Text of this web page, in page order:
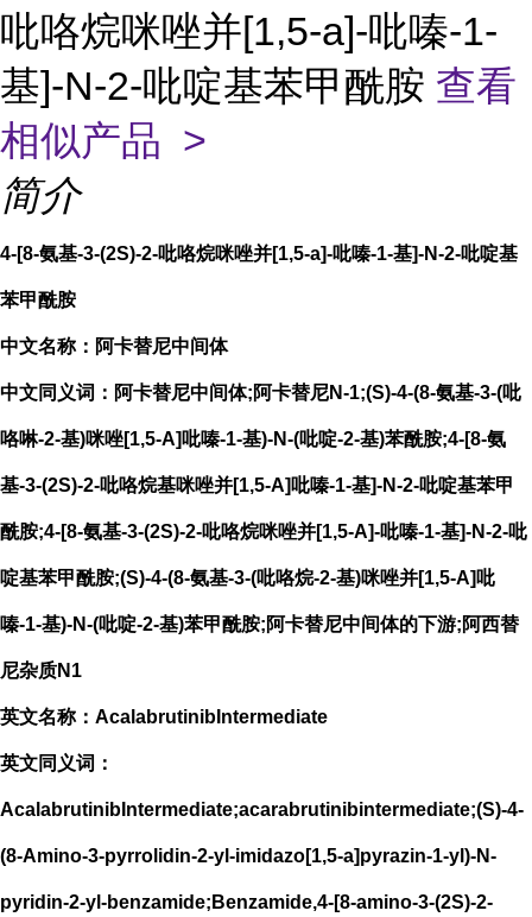
吡咯烷咪唑并[1,5-a]-吡嗪-1-
基]-N-2-吡啶基苯甲酰胺 查看
相似产品 >
简介
4-[8-氨基-3-(2S)-2-吡咯烷咪唑并[1,5-a]-吡嗪-1-基]-N-2-吡啶基
苯甲酰胺
中文名称：阿卡替尼中间体
中文同义词：阿卡替尼中间体;阿卡替尼N-1;(S)-4-(8-氨基-3-(吡
咯啉-2-基)咪唑[1,5-A]吡嗪-1-基)-N-(吡啶-2-基)苯酰胺;4-[8-氨
基-3-(2S)-2-吡咯烷基咪唑并[1,5-A]吡嗪-1-基]-N-2-吡啶基苯甲
酰胺;4-[8-氨基-3-(2S)-2-吡咯烷咪唑并[1,5-A]-吡嗪-1-基]-N-2-吡
啶基苯甲酰胺;(S)-4-(8-氨基-3-(吡咯烷-2-基)咪唑并[1,5-A]吡
嗪-1-基)-N-(吡啶-2-基)苯甲酰胺;阿卡替尼中间体的下游;阿西替
尼杂质N1
英文名称：AcalabrutinibIntermediate
英文同义词：
AcalabrutinibIntermediate;acarabrutinibintermediate;(S)-4-
(8-Amino-3-pyrrolidin-2-yl-imidazo[1,5-a]pyrazin-1-yl)-N-
pyridin-2-yl-benzamide;Benzamide,4-[8-amino-3-(2S)-2-